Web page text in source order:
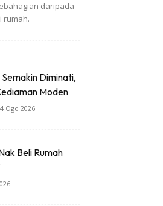
daripada
rumah.
Diminati,
Moden
4 Ogo 2026
Beli Rumah